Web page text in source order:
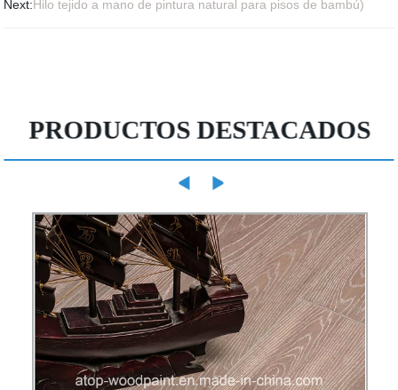
Next:Hilo tejido a mano de pintura natural para pisos de bambú)
PRODUCTOS DESTACADOS